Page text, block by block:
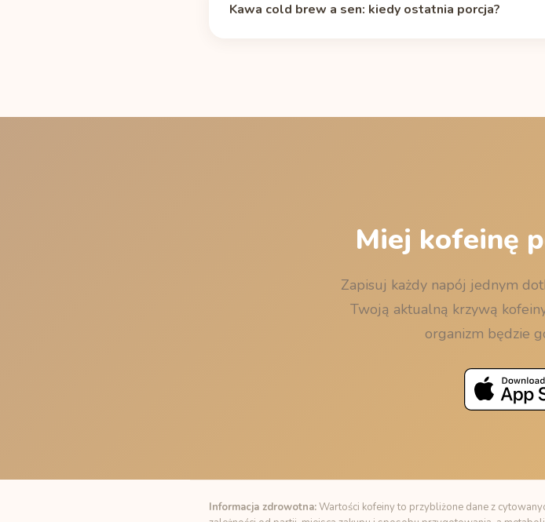
okres półtrwania, zależnie od genów CYP1A2, leków,
Kawa cold brew a sen: kiedy ostatnia porcja?
Miej kofeinę
Zapisuj każdy napój jednym
Twoją aktualną krzywą
organizm będzie
Informacja zdrowotna:Wartości kofeiny to przybliżone dane z